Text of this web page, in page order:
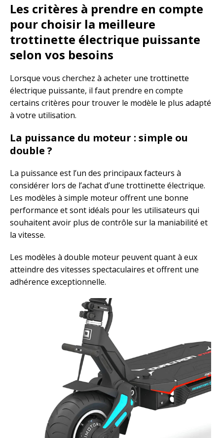
Les critères à prendre en compte
pour choisir la meilleure
trottinette électrique puissante
selon vos besoins
Lorsque vous cherchez à acheter une trottinette
électrique puissante, il faut prendre en compte
certains critères pour trouver le modèle le plus adapté
à votre utilisation.
La puissance du moteur : simple ou
double ?
La puissance est l’un des principaux facteurs à
considérer lors de l’achat d’une trottinette électrique.
Les modèles à simple moteur offrent une bonne
performance et sont idéals pour les utilisateurs qui
souhaitent avoir plus de contrôle sur la maniabilité et
la vitesse.
Les modèles à double moteur peuvent quant à eux
atteindre des vitesses spectaculaires et offrent une
adhérence exceptionnelle.